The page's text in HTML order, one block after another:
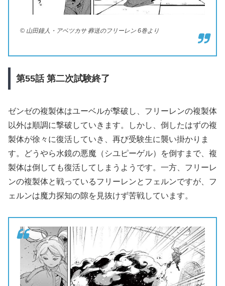
© 山田鐘人・アベツカサ 葬送のフリーレン 6巻より
第55話 第二次試験終了
ゼンゼの複製体はユーベルが撃破し、フリーレンの複製体
以外は順調に撃破していきます。しかし、倒したはずの複
製体が徐々に復活していき、再び受験生に襲い掛かりま
す。どうやら水鏡の悪魔（シユピーゲル）を倒すまで、複
製体は倒しても復活してしまうようです。一方、フリーレ
ンの複製体と戦っているフリーレンとフェルンですが、フ
ェルンは魔力探知の隙を見抜けず苦戦しています。